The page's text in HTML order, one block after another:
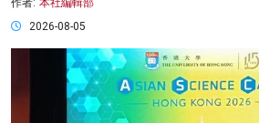
2026-08-05